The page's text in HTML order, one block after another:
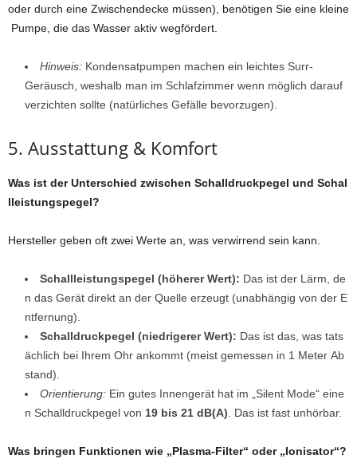
oder durch eine Zwischendecke müssen), benötigen Sie eine kleine
Pumpe, die das Wasser aktiv wegfördert.
Hinweis: Kondensatpumpen machen ein leichtes Surr-
Geräusch, weshalb man im Schlafzimmer wenn möglich darauf
verzichten sollte (natürliches Gefälle bevorzugen).
5. Ausstattung & Komfort
Was ist der Unterschied zwischen Schalldruckpegel und Schal
lleistungspegel?
Hersteller geben oft zwei Werte an, was verwirrend sein kann.
Schallleistungspegel (höherer Wert): Das ist der Lärm, de
n das Gerät direkt an der Quelle erzeugt (unabhängig von der E
ntfernung).
Schalldruckpegel (niedrigerer Wert): Das ist das, was tats
ächlich bei Ihrem Ohr ankommt (meist gemessen in 1 Meter Ab
stand).
Orientierung: Ein gutes Innengerät hat im „Silent Mode“ eine
n Schalldruckpegel von 19 bis 21 dB(A). Das ist fast unhörbar.
Was bringen Funktionen wie „Plasma-Filter“ oder „Ionisator“?